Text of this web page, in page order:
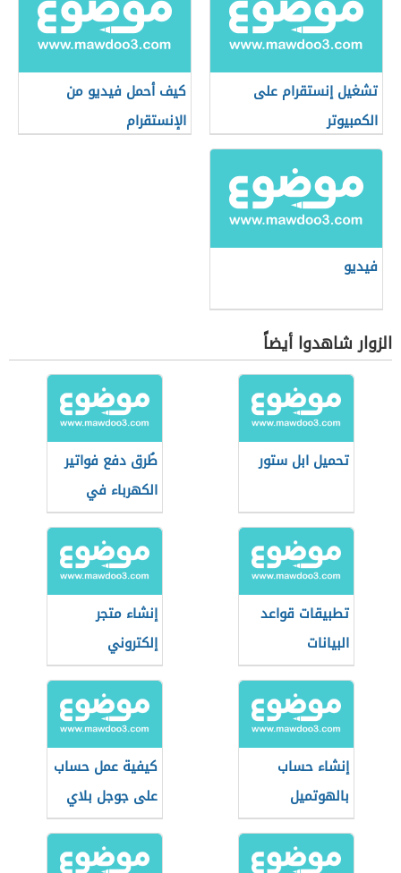
تشغيل إنستقرام على
الكمبيوتر
كيف أحمل فيديو من
الإنستقرام
فيديو
الزوار شاهدوا أيضاً
تحميل ابل ستور
طُرق دفع فواتير
الكهرباء في
الأردن
تطبيقات قواعد
البيانات
إنشاء متجر
إلكتروني
إنشاء حساب
بالهوتميل
كيفية عمل حساب
على جوجل بلاي